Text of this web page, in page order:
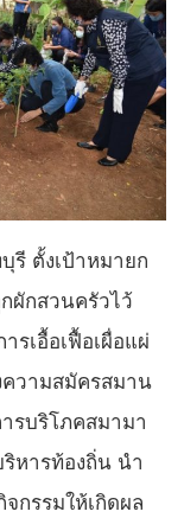
ตั้งเป้าหมายก
ผักสวนครัวไว้
เอื้อเฟื้อเผื่อแผ่
วามสมัครสมาน
รบริโภคสมามา
หารท้องถิ่น นำ
กรรมให้เกิดผล